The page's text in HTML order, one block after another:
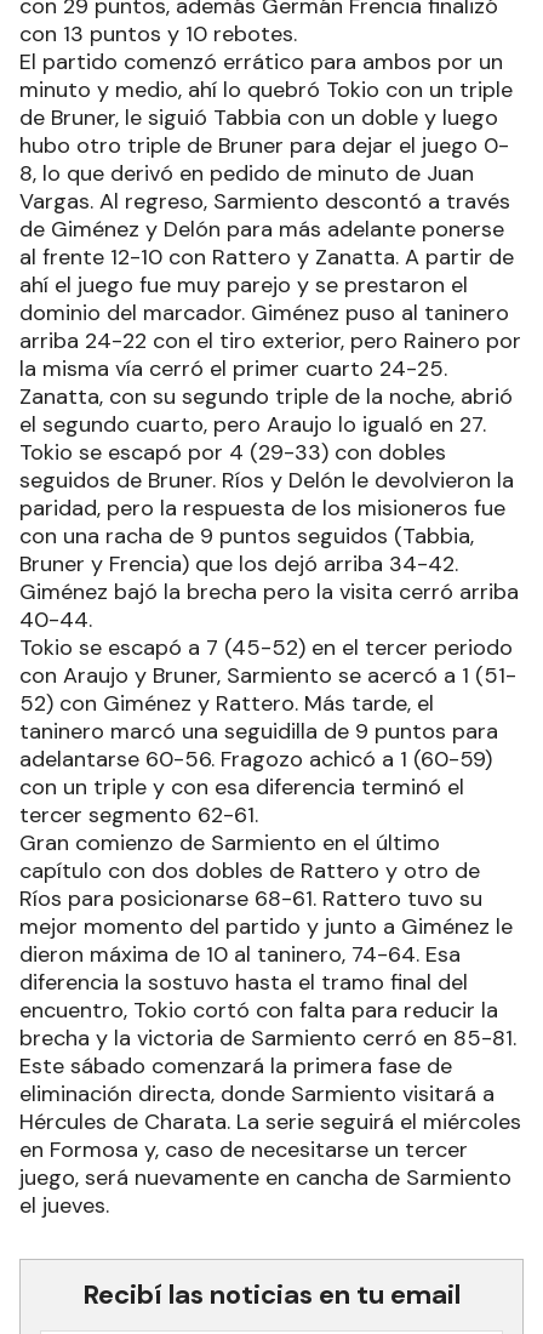
con 13 puntos y 10 rebotes.
El partido comenzó errático para ambos por un
minuto y medio, ahí lo quebró Tokio con un triple
de Bruner, le siguió Tabbia con un doble y luego
hubo otro triple de Bruner para dejar el juego 0-
8, lo que derivó en pedido de minuto de Juan
Vargas. Al regreso, Sarmiento descontó a través
de Giménez y Delón para más adelante ponerse
al frente 12-10 con Rattero y Zanatta. A partir de
ahí el juego fue muy parejo y se prestaron el
dominio del marcador. Giménez puso al taninero
arriba 24-22 con el tiro exterior, pero Rainero por
la misma vía cerró el primer cuarto 24-25.
Zanatta, con su segundo triple de la noche, abrió
el segundo cuarto, pero Araujo lo igualó en 27.
Tokio se escapó por 4 (29-33) con dobles
seguidos de Bruner. Ríos y Delón le devolvieron la
paridad, pero la respuesta de los misioneros fue
con una racha de 9 puntos seguidos (Tabbia,
Bruner y Frencia) que los dejó arriba 34-42.
Giménez bajó la brecha pero la visita cerró arriba
40-44.
Tokio se escapó a 7 (45-52) en el tercer periodo
con Araujo y Bruner, Sarmiento se acercó a 1 (51-
52) con Giménez y Rattero. Más tarde, el
taninero marcó una seguidilla de 9 puntos para
adelantarse 60-56. Fragozo achicó a 1 (60-59)
con un triple y con esa diferencia terminó el
tercer segmento 62-61.
Gran comienzo de Sarmiento en el último
capítulo con dos dobles de Rattero y otro de
Ríos para posicionarse 68-61. Rattero tuvo su
mejor momento del partido y junto a Giménez le
dieron máxima de 10 al taninero, 74-64. Esa
diferencia la sostuvo hasta el tramo final del
encuentro, Tokio cortó con falta para reducir la
brecha y la victoria de Sarmiento cerró en 85-81.
Este sábado comenzará la primera fase de
eliminación directa, donde Sarmiento visitará a
Hércules de Charata. La serie seguirá el miércoles
en Formosa y, caso de necesitarse un tercer
juego, será nuevamente en cancha de Sarmiento
el jueves.
Recibí las noticias en tu email